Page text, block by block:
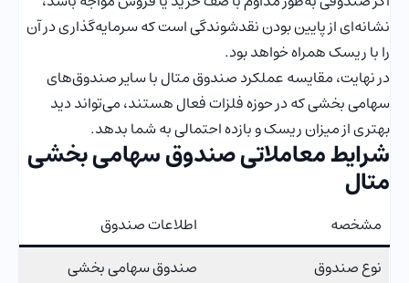
نشانه‌ای از پایین بودن نقدشوندگی است که سرمایه‌گذاری در آن
را با ریسک همراه خواهد بود.
در نهایت، مقایسه عملکرد صندوق متال با سایر صندوق‌های
سهامی بخشی که در حوزه فلزات فعال هستند، می‌تواند دید
بهتری از میزان ریسک و بازده احتمالی به شما بدهد.
شرایط معاملاتی صندوق سهامی بخشی
متال
مشخصه
اطلاعات صندوق
نوع صندوق
صندوق سهامی بخشی